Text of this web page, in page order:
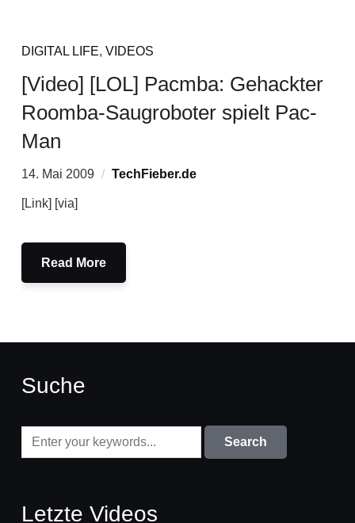
DIGITAL LIFE, VIDEOS
[Video] [LOL] Pacmba: Gehackter
Roomba-Saugroboter spielt Pac-
Man
14. Mai 2009 TechFieber.de
[Link] [via]
Read More
Suche
Letzte Videos